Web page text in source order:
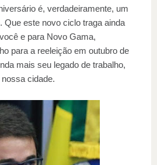
é, verdadeiramente, um
Que este novo ciclo traga ainda
e para Novo Gama,
para a reeleição em outubro de
mais seu legado de trabalho,
cidade.